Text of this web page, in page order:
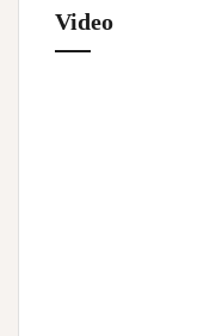
Video